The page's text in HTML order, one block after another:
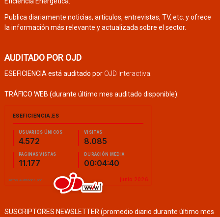
Publica diariamente noticias, artículos, entrevistas, TV, etc. y ofrece
la información más relevante y actualizada sobre el sector.
AUDITADO POR OJD
ESEFICIENCIA está auditado por OJD Interactiva.
TRÁFICO WEB (durante último mes auditado disponible):
SUSCRIPTORES NEWSLETTER (promedio diario durante último mes